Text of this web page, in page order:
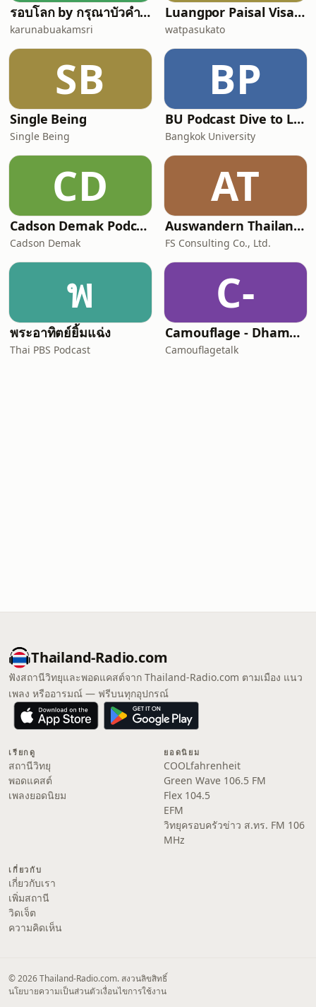
รอบโลก by กรุณาบัวคำศรี
karunabuakamsri
Luangpor Paisal Visalo‘s Podcast (ธรรมะ จาก หลวงพ่อไพศาล วิสาโล)
watpasukato
SB
Single Being
Single Being
BP
BU Podcast Dive to Lock in
Bangkok University
CD
Cadson Demak Podcast
Cadson Demak
AT
Auswandern Thailand Podcast
FS Consulting Co., Ltd.
พ
พระอาทิตย์ยิ้มแฉ่ง
Thai PBS Podcast
C-
Camouflage - Dhamma Talk
Camouflagetalk
Thailand-Radio.com
ฟังสถานีวิทยุและพอดแคสต์จาก Thailand-Radio.com ตามเมือง แนว
เพลง หรืออารมณ์ — ฟรีบนทุกอุปกรณ์
เรียกดู
สถานีวิทยุ
พอดแคสต์
เพลงยอดนิยม
ยอดนิยม
COOLfahrenheit
Green Wave 106.5 FM
Flex 104.5
EFM
วิทยุครอบครัวข่าว ส.ทร. FM 106
MHz
เกี่ยวกับ
เกี่ยวกับเรา
เพิ่มสถานี
วิดเจ็ต
ความคิดเห็น
© 2026 Thailand-Radio.com. สงวนลิขสิทธิ์
นโยบายความเป็นส่วนตัวเงื่อนไขการใช้งาน